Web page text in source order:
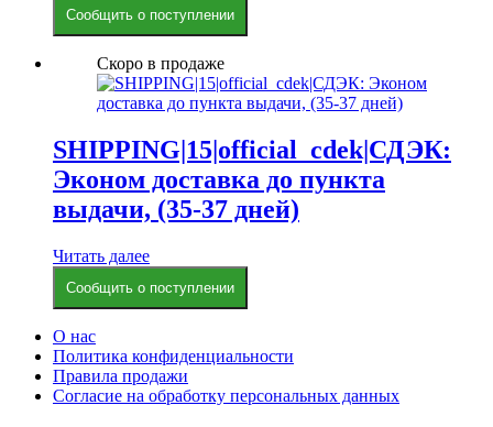
Сообщить о поступлении
Скоро в продаже
SHIPPING|15|official_cdek|СДЭК:
Эконом доставка до пункта
выдачи, (35-37 дней)
Читать далее
Сообщить о поступлении
О нас
Политика конфиденциальности
Правила продажи
Согласие на обработку персональных данных